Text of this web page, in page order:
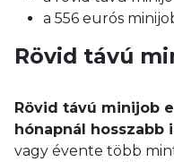
a 556 eurós
Rövid távú
Rövid távú minijob
hónapnál hosszabb
vagy évente több